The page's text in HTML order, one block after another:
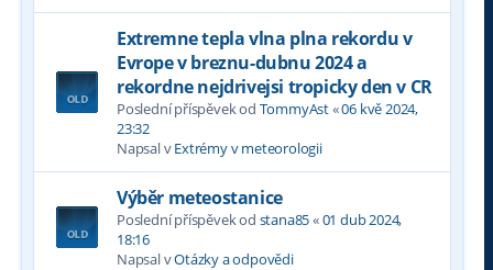
Extremne tepla vlna plna rekordu v
Evrope v breznu-dubnu 2024 a
rekordne nejdrivejsi tropicky den v CR
Poslední příspěvek od TommyAst«06 kvě 2024,
23:32
Napsal vExtrémy v meteorologii
Výběr meteostanice
Poslední příspěvek od stana85«01 dub 2024,
18:16
Napsal vOtázky a odpovědi